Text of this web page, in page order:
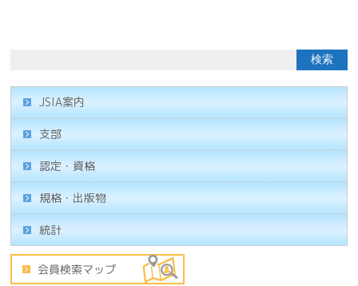
JSIA案内
支部
認定・資格
規格・出版物
統計